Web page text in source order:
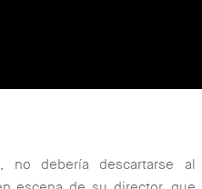
debería descartarse al